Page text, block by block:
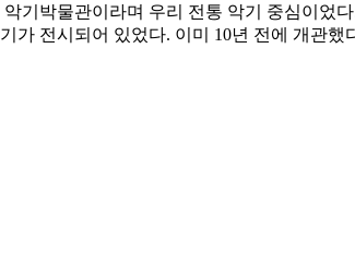
박물관이라며 우리 전통 악기 중심이었
가 전시되어 있었다. 이미 10년 전에 개관했